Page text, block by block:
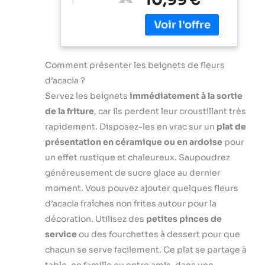
Le thermomètre
cuisine numérique
pour est équipé
d'une sonde ultra-
lire rapidement et
température en 1-
3 secondes ;
température : ±0,5
°C. Sonde de 13cm
de Long et Large
Plage de Mesure
de Température :
Le termometre
cuison utilise une
sonde alimentaire
en acier
cm, suffisamment
Thermomètre
viande, avec
Écran LCD et
pour Cuisson,
Patisserie,
Lait, Vin (Noir)
prend des
mesures précises
de la température
secondes. Le
capteur de
aliments a une
précision de ± 1 °C
(± 2 °F) et une
plage de mesure
de -50 °C ~ 300 °C
(-58 °F ~ 572 °F).
Notre
thermometre
cuisson est idéal
pour les
barbecues, le lait,
la cuisson et la
préparation de
confitures. Le
Comment présenter les beignets de fleurs
d’acacia ?
Servez les beignets immédiatement à la sortie
de la friture, car ils perdent leur croustillant très
rapidement. Disposez-les en vrac sur un plat de
présentation en céramique ou en ardoise pour
un effet rustique et chaleureux. Saupoudrez
généreusement de sucre glace au dernier
moment. Vous pouvez ajouter quelques fleurs
d’acacia fraîches non frites autour pour la
décoration. Utilisez des petites pinces de
serviceou des fourchettes à dessert pour que
chacun se serve facilement. Ce plat se partage à